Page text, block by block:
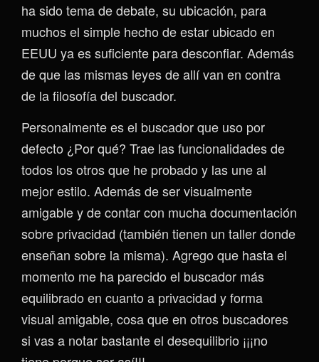
ha sido tema de debate, su ubicación, para
muchos el simple hecho de estar ubicado en
EEUU ya es suficiente para desconfiar. Además
de que las mismas leyes de allí van en contra
de la filosofía del buscador.
Personalmente es el buscador que uso por
defecto ¿Por qué? Trae las funcionalidades de
todos los otros que he probado y las une al
mejor estilo. Además de ser visualmente
amigable y de contar con mucha documentación
sobre privacidad (también tienen un taller donde
enseñan sobre la misma). Agrego que hasta el
momento me ha parecido el buscador más
equilibrado en cuanto a privacidad y forma
visual amigable, cosa que en otros buscadores
si vas a notar bastante el desequilibrio ¡¡¡no